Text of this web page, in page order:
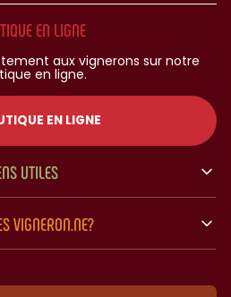
EN LIGNE
aux vignerons sur notre
en ligne.
EN LIGNE
UTILES
VIGNERON.NE?